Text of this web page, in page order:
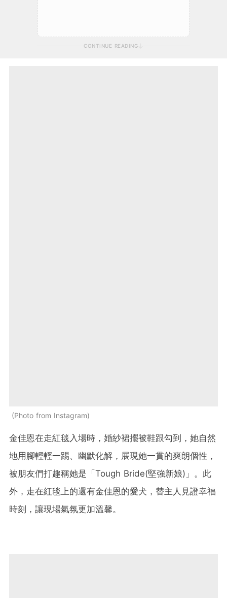
CONTINUE READING
Photo from Instagram
金佳恩在走紅毯入場時，婚紗裙擺被鞋跟勾到，她自然
地用腳輕輕一踢、幽默化解，展現她一貫的爽朗個性，
被朋友們打趣稱她是「Tough Bride(堅強新娘)」。此
外，走在紅毯上的還有金佳恩的愛犬，替主人見證幸福
時刻，讓現場氣氛更加溫馨。